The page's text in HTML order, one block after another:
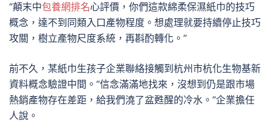
“顛末中包養網排名心評價，你們這款綿柔保濕紙巾的技巧
概念，達不到同類入口產物程度。想處理就要持續停止技巧
攻關，樹立產物尺度系統，再斟酌轉化。”
前不久，某紙巾生孩子企業聯絡接觸到杭州市杭化生物基新
資料概念驗證中間。“信念滿滿地找來，沒想到仍是跟市場
熱銷產物存在差距，給我們澆了盆甦醒的冷水。”企業擔任
人說。